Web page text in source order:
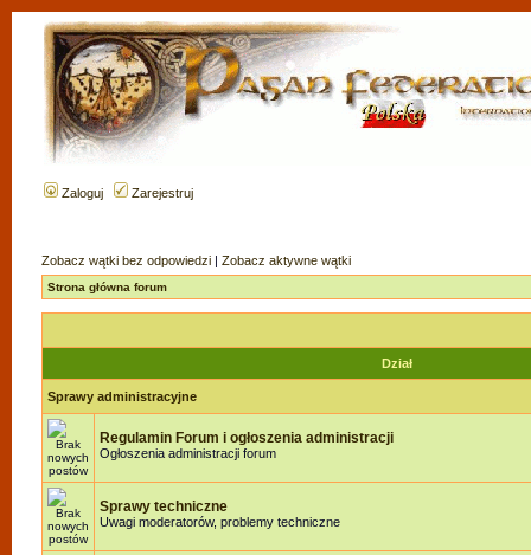
Zaloguj Zarejestruj
Zobacz wątki bez odpowiedzi | Zobacz aktywne wątki
Strona główna forum
Dział
Sprawy administracyjne
Regulamin Forum i ogłoszenia administracji
Ogłoszenia administracji forum
Sprawy techniczne
Uwagi moderatorów, problemy techniczne